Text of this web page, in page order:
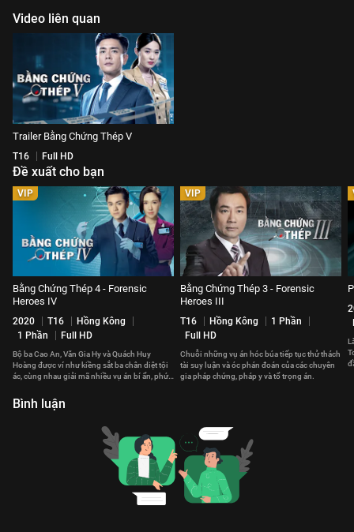
Video liên quan
Trailer Bằng Chứng Thép V
T16 Full HD
Đề xuất cho bạn
VIP
Bằng Chứng Thép 4 - Forensic
Heroes IV
2020 T16
Hồng Kông
1 Phần
Full HD
Bộ ba Cao An, Văn Gia Hy và Quách Huy
Hoàng được ví như kiềng sắt ba chân diệt tội
ác, cùng nhau giải mã nhiều vụ án bí ẩn, phức
VIP
Bằng Chứng Thép 3 - Forensic
Heroes III
T16 Hồng Kông
1 Phần
Full HD
Chuỗi những vụ án hóc búa tiếp tục thử thách
tài suy luận và óc phán đoán của các chuyên
gia pháp chứng, pháp y và tổ trọng án.
Bình luận